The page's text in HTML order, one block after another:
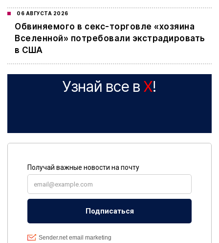
06 АВГУСТА 2026
Обвиняемого в секс-торговле «хозяина
Вселенной» потребовали экстрадировать
в США
Узнай все в X!